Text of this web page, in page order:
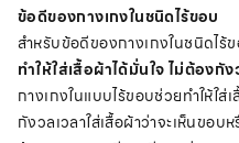
ข้อดีของกางเกงในชนิดไร้ขอบ
สำหรับข้อดีของกางเกงในชนิดไร้
ทำให้ใส่เสื้อผ้าได้มั่นใจ ไม่ต้องกัง
กางเกงในแบบไร้ขอบช่วยทำให้ใส่
กังวลเวลาใส่เสื้อผ้าว่าจะเห็นขอบ